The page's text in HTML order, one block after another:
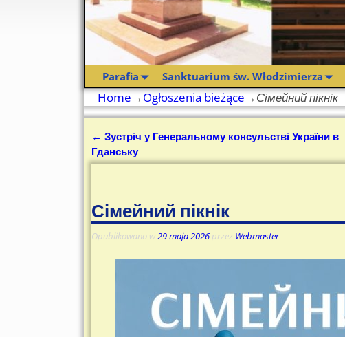
Parafia Sanktuarium św. Włodzimierza
Home→Ogłoszenia bieżące→Сімейний пікнік
Nawigacja
← Зустріч у Генеральному консульстві України в
Гданську
Сімейний пікнік
Opublikowano w29 maja 2026 przez Webmaster